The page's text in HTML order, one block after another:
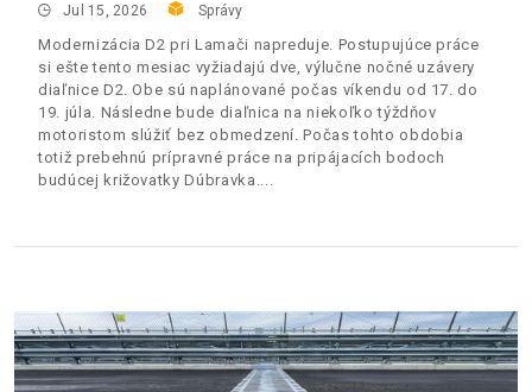
Jul 15, 2026 Správy
Modernizácia D2 pri Lamači napreduje. Postupujúce práce
si ešte tento mesiac vyžiadajú dve, výlučne nočné uzávery
diaľnice D2. Obe sú naplánované počas víkendu od 17. do
19. júla. Následne bude diaľnica na niekoľko týždňov
motoristom slúžiť bez obmedzení. Počas tohto obdobia
totiž prebehnú prípravné práce na pripájacích bodoch
budúcej križovatky Dúbravka.